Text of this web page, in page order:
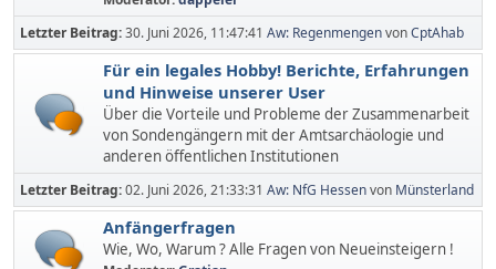
Letzter Beitrag:30. Juni 2026, 11:47:41 Aw: RegenmengenvonCptAhab
Für ein legales Hobby! Berichte, Erfahrungen
und Hinweise unserer User
Über die Vorteile und Probleme der Zusammenarbeit
von Sondengängern mit der Amtsarchäologie und
anderen öffentlichen Institutionen
Letzter Beitrag:02. Juni 2026, 21:33:31 Aw: NfG Hessenvon Münsterland
Anfängerfragen
Wie, Wo, Warum ? Alle Fragen von Neueinsteigern !